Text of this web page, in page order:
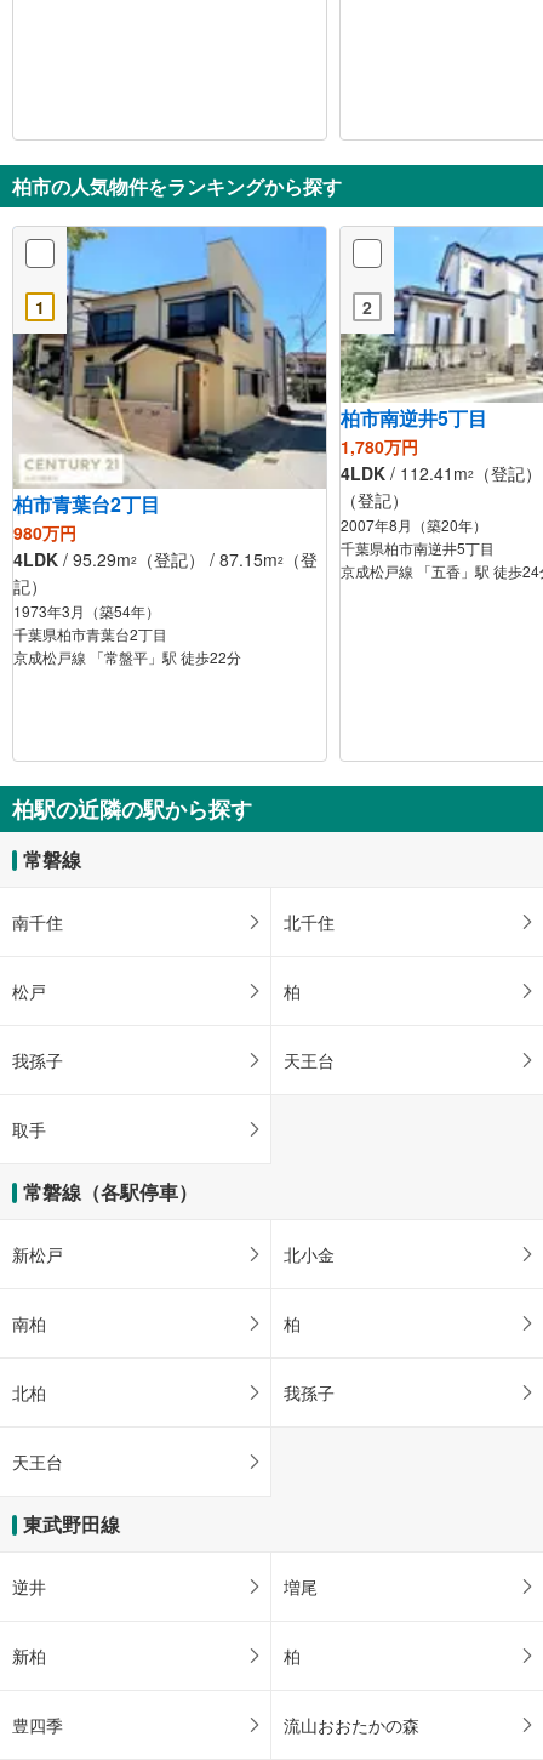
柏市の人気物件をランキングから探す
1
柏市青葉台2丁目
980万円
4LDK / 95.29m2 （登記） / 87.15m2
（登
記）
1973年3月（築54年）
千葉県柏市青葉台2丁目
京成松戸線 「常盤平」駅 徒歩22分
2
柏市南逆井5丁目
1,780万円
4LDK / 112.41m2
（登記
（登記）
2007年8月（築20年）
千葉県柏市南逆井5丁目
京成松戸線 「五香」駅 徒歩24
柏駅の近隣の駅から探す
常磐線
南千住 北千住
松戸 柏
我孫子 天王台
取手
常磐線（各駅停車）
新松戸 北小金
南柏 柏
北柏 我孫子
天王台
東武野田線
逆井 増尾
新柏 柏
豊四季 流山おおたかの森